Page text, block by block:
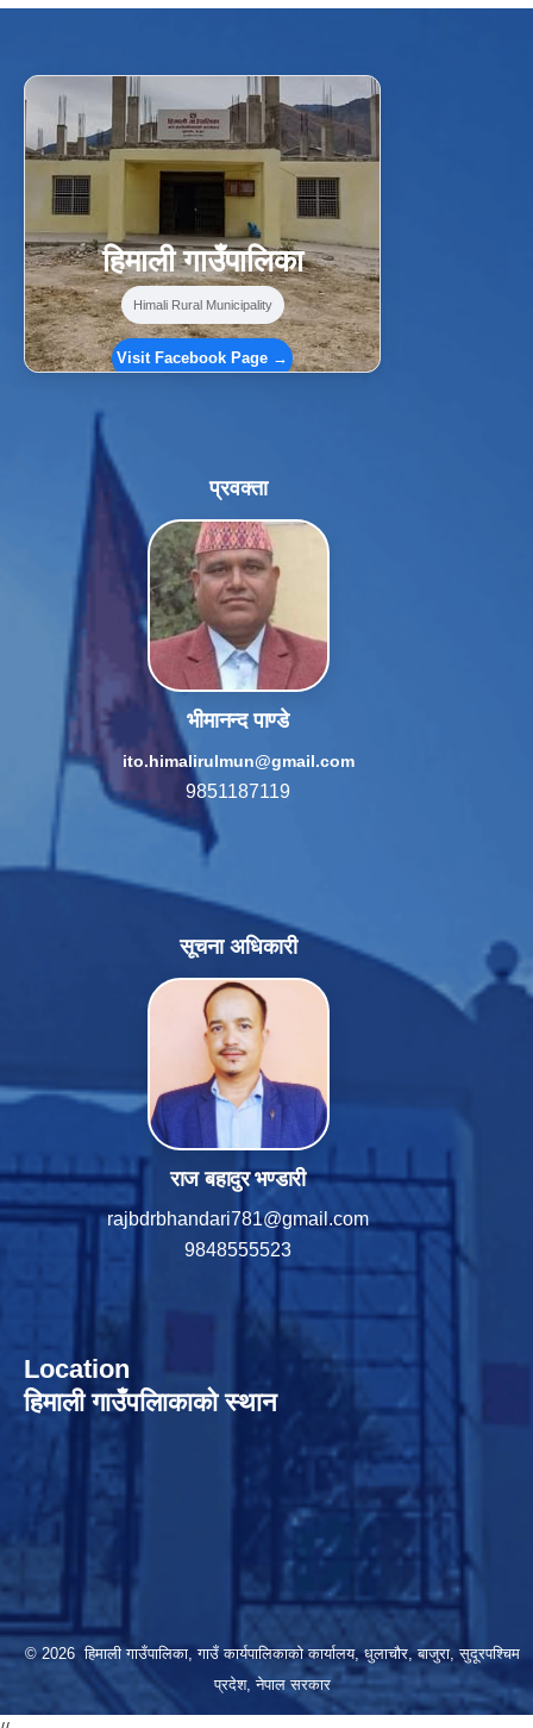
f Facebook ⋯
हिमाली गाउँपालिका
Himali Rural Municipality
Visit Facebook Page →
प्रवक्ता
भीमानन्द पाण्डे
ito.himalirulmun@gmail.com
9851187119
सूचना अधिकारी
राज बहादुर भण्डारी
rajbdrbhandari781@gmail.com
9848555523
Location
हिमाली गाउँपलािकाको स्थान
© 2026 हिमाली गाउँपालिका, गाउँ कार्यपालिकाकाे कार्यालय, धुलाचौर, बाजुरा, सुदूरपश्चिम
प्रदेश, नेपाल सरकार